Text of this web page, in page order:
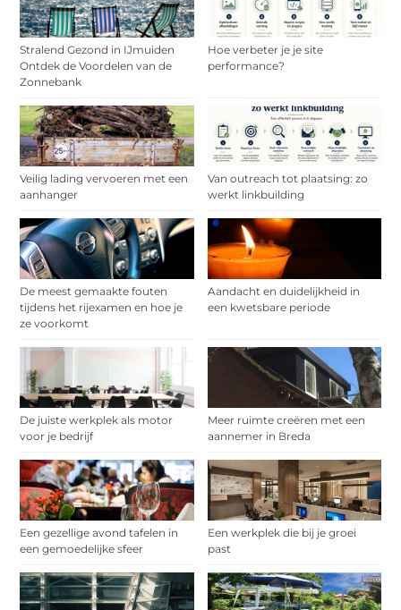
Stralend Gezond in IJmuiden
Ontdek de Voordelen van de
Zonnebank
Hoe verbeter je je site
performance?
Veilig lading vervoeren met een
aanhanger
Van outreach tot plaatsing: zo
werkt linkbuilding
De meest gemaakte fouten
tijdens het rijexamen en hoe je
ze voorkomt
Aandacht en duidelijkheid in
een kwetsbare periode
De juiste werkplek als motor
voor je bedrijf
Meer ruimte creëren met een
aannemer in Breda
Een gezellige avond tafelen in
een gemoedelijke sfeer
Een werkplek die bij je groei
past